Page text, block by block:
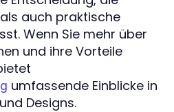
auch praktische
Wenn Sie mehr über
und ihre Vorteile
umfassende Einblicke in
Designs.